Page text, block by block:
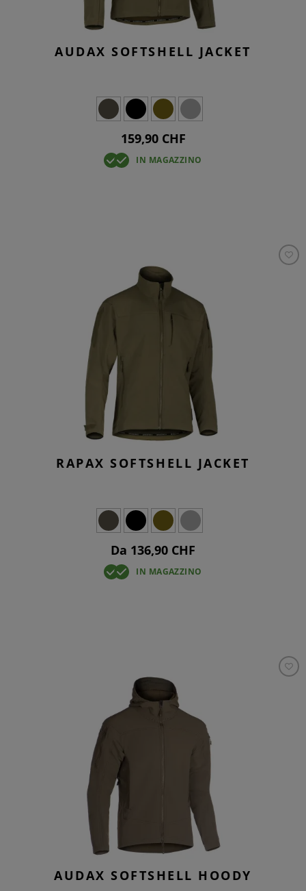
AUDAX SOFTSHELL JACKET
159,90 CHF
IN MAGAZZINO
RAPAX SOFTSHELL JACKET
Da 136,90 CHF
IN MAGAZZINO
AUDAX SOFTSHELL HOODY